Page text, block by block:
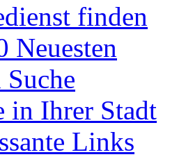
finden
Neuesten
in Ihrer Stadt
Links